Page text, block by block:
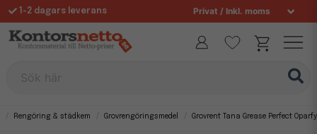
1-2 dagars leverans
Fri frakt över 995 kr
Rengöring & städkem Grovrengöringsmedel Grovrent Tana Grease Perfect